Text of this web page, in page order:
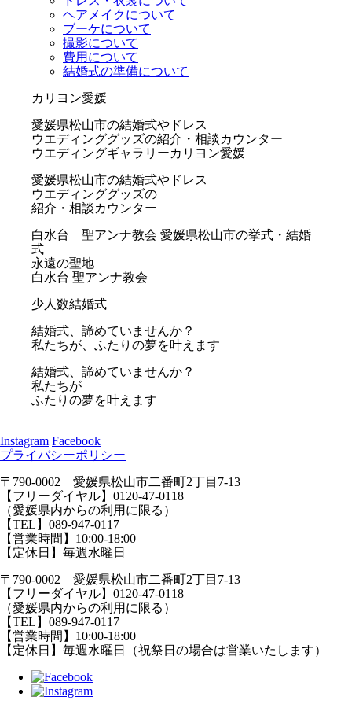
ヘアメイクについて
ブーケについて
撮影について
費用について
結婚式の準備について
カリヨン愛媛
愛媛県松山市の結婚式やドレス
ウエディンググッズの紹介・相談カウンター
ウエディングギャラリーカリヨン愛媛
愛媛県松山市の結婚式やドレス
ウエディンググッズの
紹介・相談カウンター
白水台 聖アンナ教会 愛媛県松山市の挙式・結婚
式
永遠の聖地
白水台 聖アンナ教会
少人数結婚式
結婚式、諦めていませんか？
私たちが、ふたりの夢を叶えます
結婚式、諦めていませんか？
私たちが
ふたりの夢を叶えます
Instagram Facebook
プライバシーポリシー
〒790-0002 愛媛県松山市二番町2丁目7-13
【フリーダイヤル】0120-47-0118
（愛媛県内からの利用に限る）
【TEL】089-947-0117
【営業時間】10:00-18:00
【定休日】毎週水曜日
〒790-0002 愛媛県松山市二番町2丁目7-13
【フリーダイヤル】0120-47-0118
（愛媛県内からの利用に限る）
【TEL】089-947-0117
【営業時間】10:00-18:00
【定休日】毎週水曜日（祝祭日の場合は営業いたします）